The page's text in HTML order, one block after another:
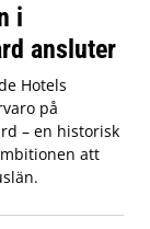
i
ansluter
Hotels
på
– en historisk
att